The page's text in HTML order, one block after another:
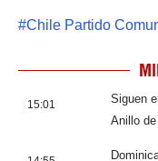
#Chile Partido
15:01
Siguen
Anillo